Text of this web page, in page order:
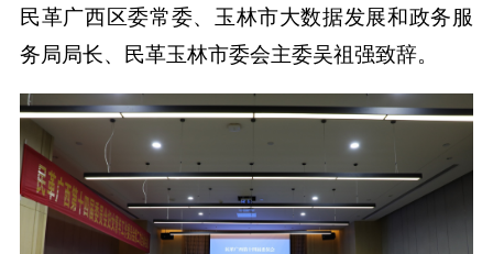
民革广西区委常委、玉林市大数据发展和政务服
务局局长、民革玉林市委会主委吴祖强致辞。